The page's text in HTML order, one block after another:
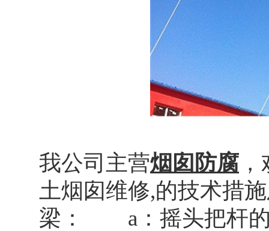
我公司主营烟囱防腐
土烟囱维修,的技术
梁： a：摇头把杆的